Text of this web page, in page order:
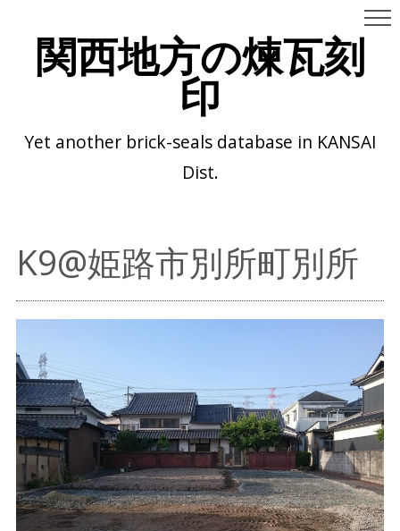
関西地方の煉瓦刻
印
Yet another brick-seals database in KANSAI
Dist.
K9@姫路市別所町別所